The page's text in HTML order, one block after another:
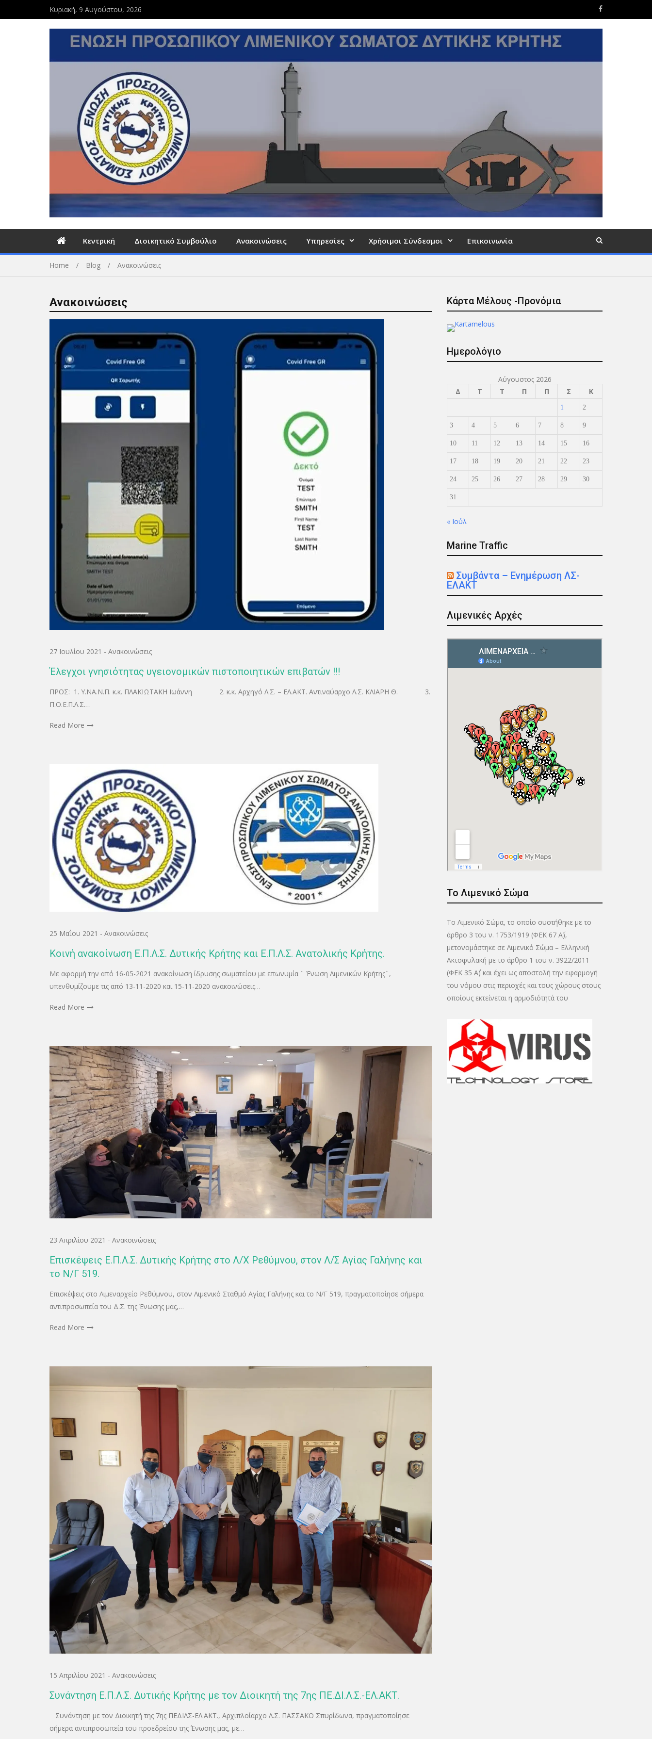
Κυριακή, 9 Αυγούστου, 2026
Κεντρική Διοικητικό Συμβούλιο Ανακοινώσεις Υπηρεσίες Χρήσιμοι Σύνδεσμοι Επικοινωνία
Home Blog Ανακοινώσεις
Ανακοινώσεις
27 Ιουλίου 2021 - Ανακοινώσεις
Έλεγχοι γνησιότητας υγειονομικών πιστοποιητικών επιβατών !!!
ΠΡΟΣ: 1. Υ.ΝΑ.Ν.Π. κ.κ. ΠΛΑΚΙΩΤΑΚΗ Ιωάννη 2. κ.κ. Αρχηγό Λ.Σ. – ΕΛ.ΑΚΤ. Αντιναύαρχο Λ.Σ. ΚΛΙΑΡΗ Θ. 3.
Π.Ο.Ε.Π.Λ.Σ.…
Read More
25 Μαΐου 2021 - Ανακοινώσεις
Κοινή ανακοίνωση Ε.Π.Λ.Σ. Δυτικής Κρήτης και Ε.Π.Λ.Σ. Ανατολικής Κρήτης.
Με αφορμή την από 16-05-2021 ανακοίνωση ίδρυσης σωματείου με επωνυμία ¨ Ένωση Λιμενικών Κρήτης¨,
υπενθυμίζουμε τις από 13-11-2020 και 15-11-2020 ανακοινώσεις…
Read More
23 Απριλίου 2021 - Ανακοινώσεις
Επισκέψεις Ε.Π.Λ.Σ. Δυτικής Κρήτης στο Λ/Χ Ρεθύμνου, στον Λ/Σ Αγίας Γαλήνης και
το Ν/Γ 519.
Επισκέψεις στο Λιμεναρχείο Ρεθύμνου, στον Λιμενικό Σταθμό Αγίας Γαλήνης και το Ν/Γ 519, πραγματοποίησε σήμερα
αντιπροσωπεία του Δ.Σ. της Ένωσης μας,…
Read More
15 Απριλίου 2021 - Ανακοινώσεις
Συνάντηση Ε.Π.Λ.Σ. Δυτικής Κρήτης με τον Διοικητή της 7ης ΠΕ.ΔΙ.Λ.Σ.-ΕΛ.ΑΚΤ.
Συνάντηση με τον Διοικητή της 7ης ΠΕΔΙΛΣ-ΕΛ.ΑΚΤ., Αρχιπλοίαρχο Λ.Σ. ΠΑΣΣΑΚΟ Σπυρίδωνα, πραγματοποίησε
σήμερα αντιπροσωπεία του προεδρείου της Ένωσης μας, με…
Κάρτα Μέλους -Προνόμια
Ημερολόγιο
Αύγουστος 2026
Δ
Τ Τ Π Π Σ Κ
1 2
3 4 5 6 7 8 9
10 11 12 13 14 15 16
17 18 19 20 21 22 23
24 25 26 27 28 29 30
31
« Ιούλ
Marine Traffic
Συμβάντα – Ενημέρωση ΛΣ-
ΕΛΑΚΤ
Λιμενικές Αρχές
Το Λιμενικό Σώμα
Το Λιμενικό Σώμα, το οποίο συστήθηκε με το
άρθρο 3 του ν. 1753/1919 (ΦΕΚ 67 Α΄),
μετονομάστηκε σε Λιμενικό Σώμα – Ελληνική
Ακτοφυλακή με το άρθρο 1 του ν. 3922/2011
(ΦΕΚ 35 Α΄) και έχει ως αποστολή την εφαρμογή
του νόμου στις περιοχές και τους χώρους στους
οποίους εκτείνεται η αρμοδιότητά του